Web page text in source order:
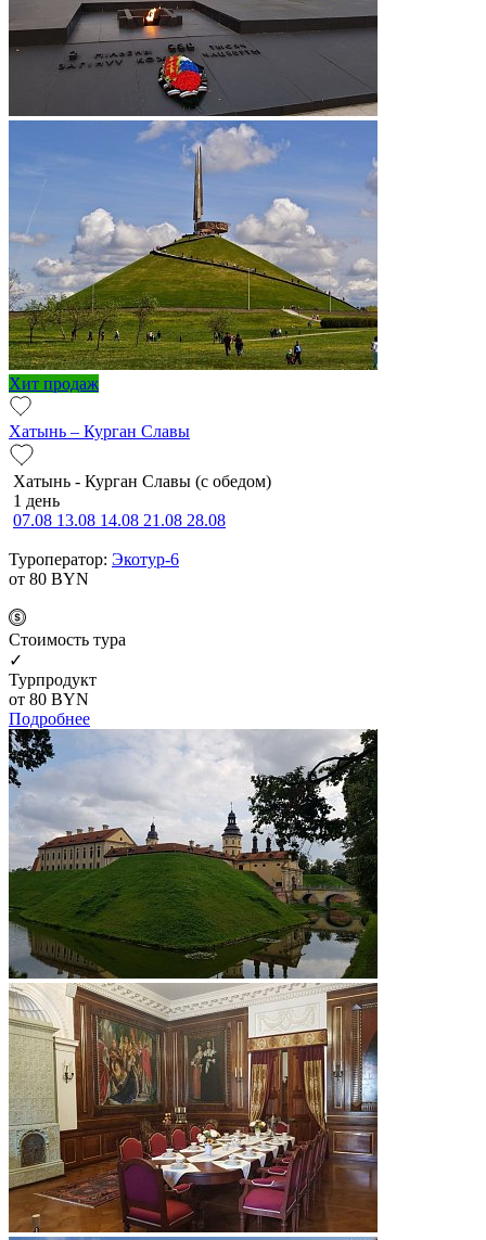
Хит продаж
Хатынь – Курган Славы
Хатынь - Курган Славы (с обедом)
1 день
07.08 13.08 14.08 21.08 28.08
Туроператор: Экотур-6
от 80 BYN
Cтоимость тура
✓
Турпродукт
от 80 BYN
Подробнее